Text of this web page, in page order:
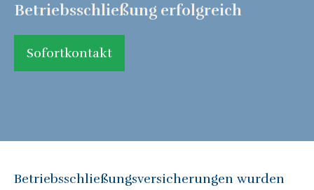
Betriebsschließung erfolgreich
Sofortkontakt
Betriebsschließungsversicherungen wurden